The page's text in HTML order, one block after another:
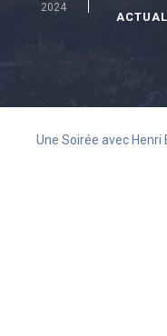
2024
Une Soirée avec Henri